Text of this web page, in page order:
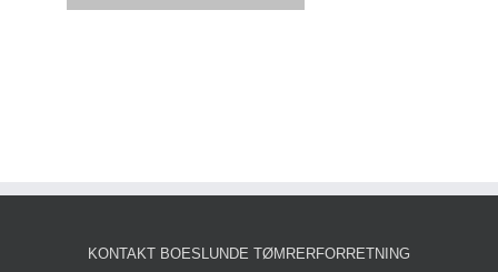
KONTAKT BOESLUNDE TØMRERFORRETNING